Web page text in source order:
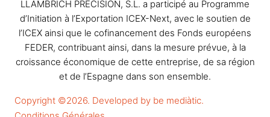
LLAMBRICH PRECISION, S.L. a participé au Programme
d’Initiation à l’Exportation ICEX-Next, avec le soutien de
l’ICEX ainsi que le cofinancement des Fonds européens
FEDER, contribuant ainsi, dans la mesure prévue, à la
croissance économique de cette entreprise, de sa région
et de l’Espagne dans son ensemble.
Copyright ©2026. Developed by be mediàtic.